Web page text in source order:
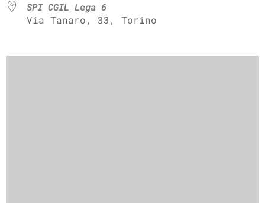
SPI CGIL Lega 6
Via Tanaro, 33, Torino